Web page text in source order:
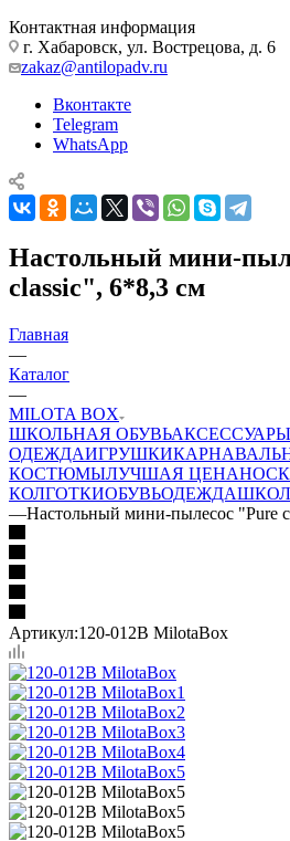
Контактная информация
г. Хабаровск, ул. Вострецова, д. 6
zakaz@antilopadv.ru
Вконтакте
Telegram
WhatsApp
Настольный мини-
classic", 6*8,3 см
Главная
—
Каталог
—
MILOTA BOX
ШКОЛЬНАЯ ОБУВЬАКСЕССУАРЫ
ОДЕЖДАИГРУШКИ
КОСТЮМЫЛУЧШАЯ ЦЕНА
КОЛГОТКИОБУВЬОДЕЖДА
—Настольный мини-пылесос "Pure
Артикул:120-012B MilotaBox